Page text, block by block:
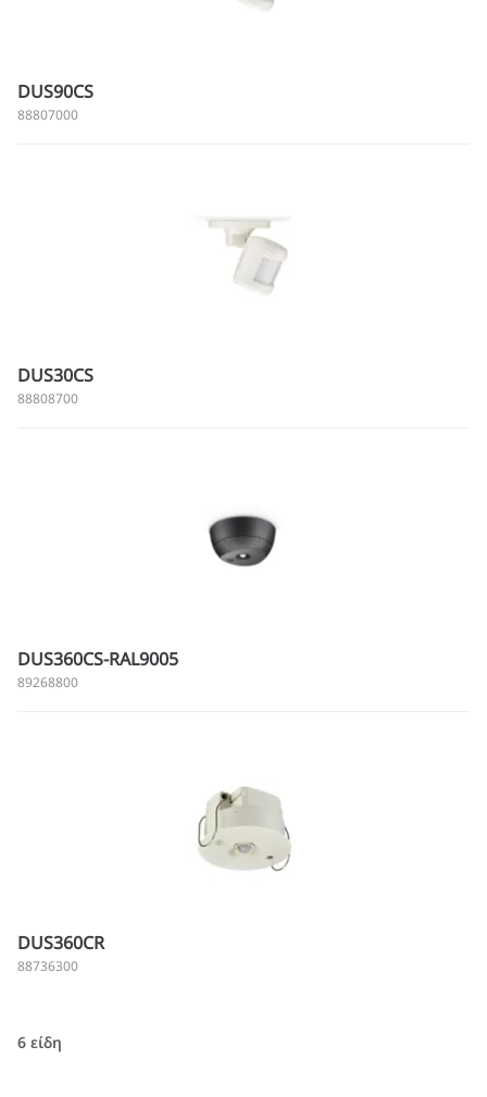
DUS90CS
88807000
DUS30CS
88808700
DUS360CS-RAL9005
89268800
DUS360CR
88736300
6 είδη